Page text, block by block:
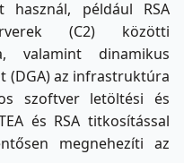
használ, például RSA
(C2) közötti
valamint dinamikus
(DGA) az infrastruktúra
szoftver letöltési és
és RSA titkosítással
megnehezíti az